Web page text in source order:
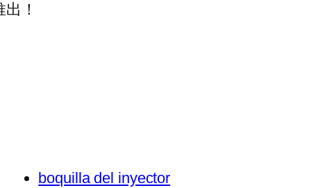
！
boquilla del inyector